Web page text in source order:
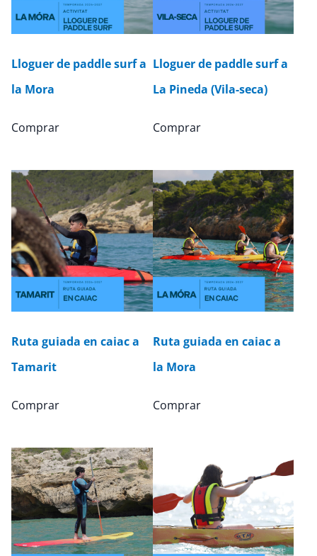
Lloguer de paddle surf a
la Mora
Comprar
Lloguer de paddle surf a
La Pineda (Vila-seca)
Comprar
Ruta guiada en caiac a
Tamarit
Comprar
Ruta guiada en caiac a
la Mora
Comprar